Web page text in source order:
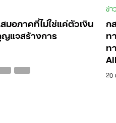
มอภาคที่ไม่ใช่แค่ตัวเงิน
แจสร้างการ
ข่
ก
ท
ท
20